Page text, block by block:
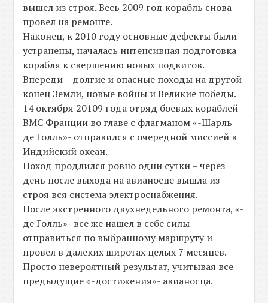
вышел из строя. Весь 2009 год корабль снова
провел на ремонте.
Наконец, к 2010 году основные дефекты были
устранены, началась интенсивная подготовка
корабля к свершению новых подвигов.
Впереди – долгие и опасные походы на другой
конец Земли, новые войны и Великие победы.
14 октября 20109 года отряд боевых кораблей
ВМС Франции во главе с флагманом «-Шарль
де Голль»- отправился с очередной миссией в
Индийский океан.
Поход продлился ровно одни сутки – через
день после выхода на авианосце вышла из
строя вся система электроснабжения.
После экстренного двухнедельного ремонта, «-
де Голль»- все же нашел в себе силы
отправиться по выбранному маршруту и
провел в далеких широтах целых 7 месяцев.
Просто невероятный результат, учитывая все
предыдущие «-достижения»- авианосца.
-